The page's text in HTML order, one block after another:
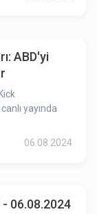
ABD'yi
yayında
06.08.2024
- 06.08.2024